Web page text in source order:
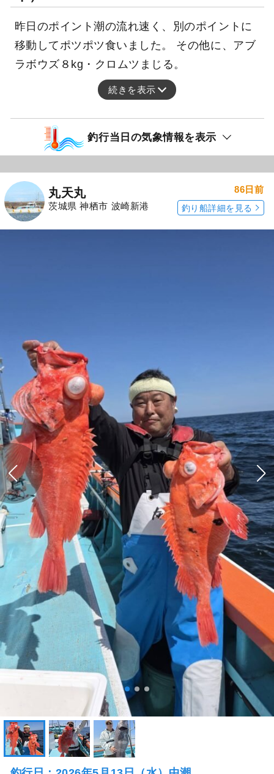
昨日のポイント潮の流れ速く、別のポイントに
移動してポツポツ食いました。 その他に、アブ
ラボウズ８kg・クロムツまじる。
続きを表示
釣行当日の気象情報を表示
丸天丸
茨城県 神栖市 波崎新港
86日前
釣り船詳細を見る